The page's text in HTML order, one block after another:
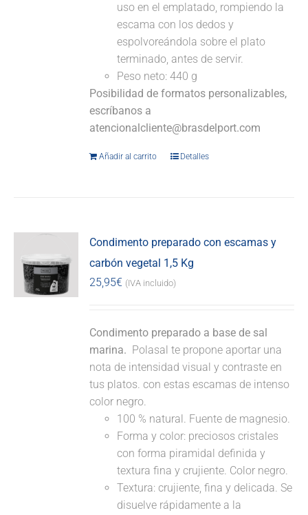
uso en el emplatado, rompiendo la
escama con los dedos y
espolvoreándola sobre el plato
terminado, antes de servir.
Peso neto: 440 g
Posibilidad de formatos personalizables,
escríbanos a
atencionalcliente@brasdelport.com
Añadir al carrito Detalles
Condimento preparado con escamas y
carbón vegetal 1,5 Kg
25,95€ (IVA incluido)
Condimento preparado a base de sal
marina. Polasal te propone aportar una
nota de intensidad visual y contraste en
tus platos. con estas escamas de intenso
color negro.
100 % natural. Fuente de magnesio.
Forma y color: preciosos cristales
con forma piramidal definida y
textura fina y crujiente. Color negro.
Textura: crujiente, fina y delicada. Se
disuelve rápidamente a la